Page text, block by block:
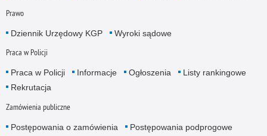
Prawo
Dziennik Urzędowy KGP Wyroki sądowe
Praca w Policji
Praca w Policji Informacje Ogłoszenia
Listy rankingowe
Rekrutacja
Zamówienia publiczne
Postępowania o zamówienia
Postępowania podprogowe